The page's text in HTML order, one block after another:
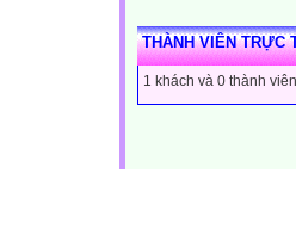
THÀNH VIÊN TRỰC
1 khách và 0 thành viên